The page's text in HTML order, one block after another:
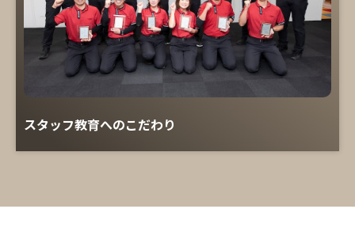
スタッフ教育へのこだわり